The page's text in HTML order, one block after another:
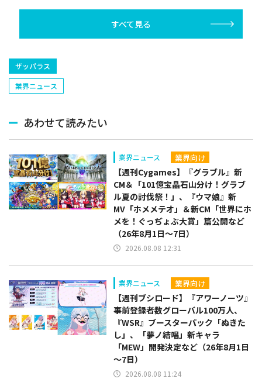
すべて見る
ザッパラス
業界ニュース
あわせて読みたい
業界ニュース 業界向け
【週刊Cygames】『グラブル』新
CM＆「101億宝晶石山分け！グラブ
ル夏の討伐祭！」、『ウマ娘』新
MV「ホメメテオ」＆新CM「世界にホ
メを！ぐっぢょぶ大賞」篇公開など
（26年8月1日～7日）
2026.08.08 12:31
業界ニュース 業界向け
【週刊ブシロード】『アワーノーツ』
事前登録者数グローバル100万人、
『WSR』ブースターパック「ぬきた
し」、「夢ノ結唱」新キャラ
「MEW」開発決定など（26年8月1日
～7日）
2026.08.08 11:24